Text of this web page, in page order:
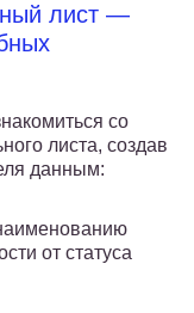
лист —
со
листа, создав
данным:
от статуса